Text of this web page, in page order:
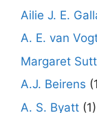
Ailie J. E.
A. E. van
Margaret
A.J. Beirens
A. S. Byatt (1)